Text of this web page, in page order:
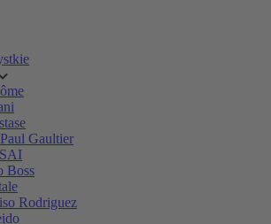
Gaultier
Boss
Rodriguez